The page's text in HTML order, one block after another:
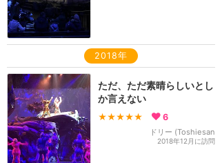
2018年
ただ、ただ素晴らしいとし
か言えない
★★★★★ 6
ドリー (Toshiesan
2018年12月に訪問